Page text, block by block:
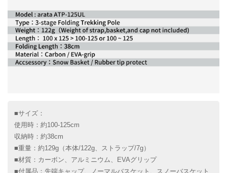
■サイズ：
使用時：約100-125cm
収納時：約38cm
■重量：約129g（本体/122g、ストラップ/7g）
■材質：カーボン、アルミニウム、EVAグリップ
■付属品：先端キャップ、ノーマルバスケット、スノーバスケット